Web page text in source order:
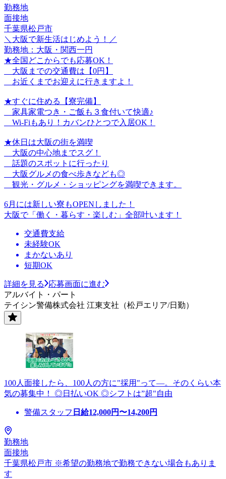
勤務地
面接地
千葉県松戸市
＼大阪で新生活はじめよう！／
勤務地：大阪・関西一円
★全国どこからでも応募OK！
大阪までの交通費は【0円】
お近くまでお迎えに行きますよ！
★すぐに住める【寮完備】
家具家電つき・ご飯も３食付いて快適♪
Wi-Fiもあり！カバンひとつで入居OK！
★休日は大阪の街を満喫
大阪の中心地までスグ！
話題のスポットに行ったり
大阪グルメの食べ歩きなども◎
観光・グルメ・ショッピングを満喫できます。
6月には新しい寮もOPENしました！
大阪で「働く・暮らす・楽しむ」全部叶います！
交通費支給
未経験OK
まかないあり
短期OK
詳細を見る
応募画面に進む
アルバイト・パート
テイシン警備株式会社 江東支社（松戸エリア/日勤）
100人面接したら、100人の方に"採用"って―。そのくらい本
気の募集中！ ◎日払いOK ◎シフトは”超"自由
警備スタッフ 日給12,000円〜14,200円
勤務地
面接地
千葉県松戸市 ※希望の勤務地で勤務できない場合もありま
す